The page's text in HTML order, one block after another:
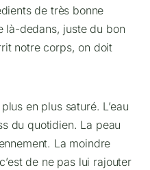
de très bonne
là-dedans, juste du bon
notre corps, on doit
en plus saturé. L’eau
du quotidien. La peau
La moindre
de ne pas lui rajouter